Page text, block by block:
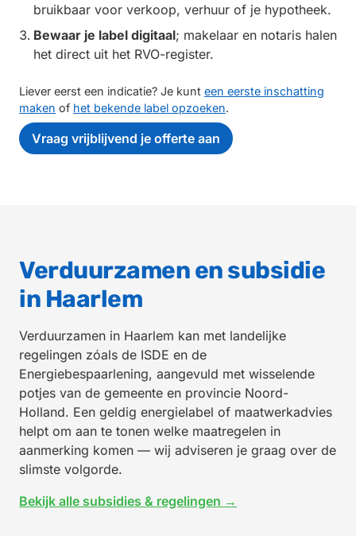
bruikbaar voor verkoop, verhuur of je hypotheek.
Bewaar je label digitaal; makelaar en notaris halen
het direct uit het RVO-register.
Liever eerst een indicatie? Je kunt een eerste inschatting
maken of het bekende label opzoeken.
Vraag vrijblijvend je offerte aan
Verduurzamen en subsidie
in Haarlem
Verduurzamen in Haarlem kan met landelijke
regelingen zóals de ISDE en de
Energiebespaarlening, aangevuld met wisselende
potjes van de gemeente en provincie Noord-
Holland. Een geldig energielabel of maatwerkadvies
helpt om aan te tonen welke maatregelen in
aanmerking komen — wij adviseren je graag over de
slimste volgorde.
Bekijk alle subsidies & regelingen →